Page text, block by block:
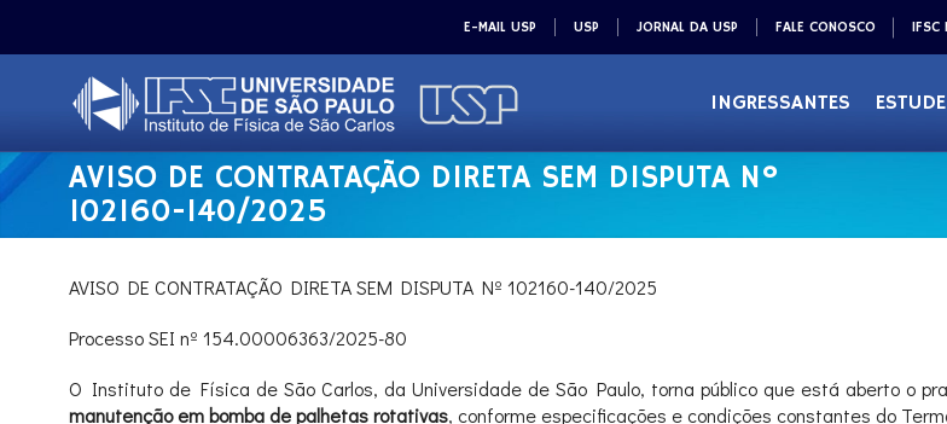
E-MAIL USP USP JORNAL DA USP FALE CONOSCO IFSC
INGRESSANTES
AVISO DE CONTRATAÇÃO DIRETA SEM DISPUTA Nº
102160-140/2025
AVISO DE CONTRATAÇÃO DIRETA SEM DISPUTA Nº 102160-140/2025
Processo SEI nº 154.00006363/2025-80
O Instituto de Física de São Carlos, da Universidade de São Paulo, torna público que está aberto o
manutenção em bomba de palhetas rotativas, conforme especificações e condições constantes do